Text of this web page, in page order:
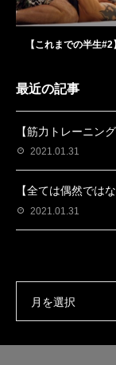
【これまでの半生#2】
最近の記事
【筋力トレーニン
2021.01.31
【全ては偶然では
2021.01.31
月を選択